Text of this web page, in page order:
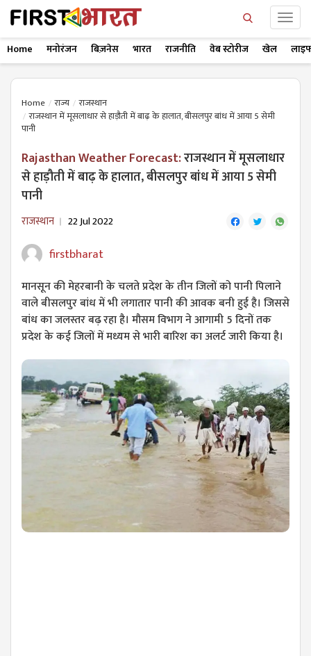
Home मनोरंजन बिज़नेस भारत राजनीति वेब स्टोरीज खेल
Home राज्य
राजस्थान
राजस्थान में मूसलाधार से हाड़ौती में बाढ़ के हालात, बीसलपुर बांध में आया 5 सेमी
पानी
Rajasthan Weather Forecast:राजस्थान में मूसलाधार
से हाड़ौती में बाढ़ के हालात, बीसलपुर बांध में आया 5 सेमी
पानी
राजस्थान 22 Jul 2022
firstbharat
मानसून की मेहरबानी के चलते प्रदेश के तीन जिलों को पानी पिलाने
वाले बीसलपुर बांध में भी लगातार पानी की आवक बनी हुई है। जिससे
बांध का जलस्तर बढ़ रहा है। मौसम विभाग ने आगामी 5 दिनों तक
प्रदेश के कई जिलों में मध्यम से भारी बारिश का अलर्ट जारी किया है।